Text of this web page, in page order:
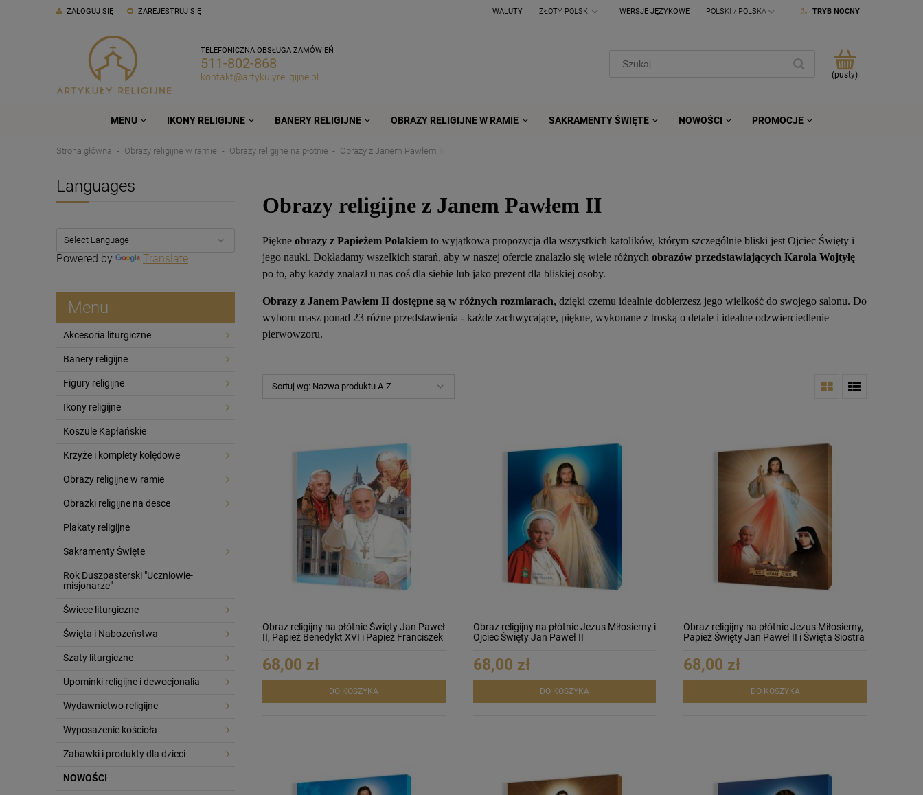
ZAREJESTRUJ SIĘ
ZALOGUJ SIĘ TRYB NOCNY
WERSJE JĘZYKOWE
WALUTY
TELEFONICZNA OBSŁUGA ZAMÓWIEŃ
511-802-868
kontakt@artykulyreligijne.pl (pusty)
MENU IKONY RELIGIJNE BANERY RELIGIJNE OBRAZY RELIGIJNE W RAMIE SAKRAMENTY ŚWIĘTE NOWOŚCI PROMOCJE
Strona główna Obrazy religijne w ramie Obrazy religijne na płótnie Obrazy z Janem Pawłem II
Languages
Powered by Translate
Menu
Akcesoria liturgiczne
Banery religijne
Figury religijne
Ikony religijne
Koszule Kapłańskie
Krzyże i komplety kolędowe
Obrazy religijne w ramie
Obrazki religijne na desce
Plakaty religijne
Sakramenty Święte
Rok Duszpasterski "Uczniowie-
misjonarze"
Świece liturgiczne
Święta i Nabożeństwa
Szaty liturgiczne
Upominki religijne i dewocjonalia
Wydawnictwo religijne
Wyposażenie kościoła
Zabawki i produkty dla dzieci
NOWOŚCI
Obrazy religijne z Janem Pawłem II
Piękne obrazy z Papieżem Polakiem to wyjątkowa propozycja dla wszystkich katolików, którym szczególnie bliski jest Ojciec Święty i
jego nauki. Dokładamy wszelkich starań, aby w naszej ofercie znalazło się wiele różnych obrazów przedstawiających Karola Wojtyłę
po to, aby każdy znalazł u nas coś dla siebie lub jako prezent dla bliskiej osoby.
Obrazy z Janem Pawłem II dostępne są w różnych rozmiarach, dzięki czemu idealnie dobierzesz jego wielkość do swojego salonu. Do
wyboru masz ponad 23 różne przedstawienia - każde zachwycające, piękne, wykonane z troską o detale i idealne odzwierciedlenie
pierwowzoru.
Sortuj wg: Nazwa produktu A-Z
Obraz religijny na płótnie Święty Jan Paweł
II, Papież Benedykt XVI i Papież Franciszek
68,00 zł
DO KOSZYKA
Obraz religijny na płótnie Jezus Miłosierny i
Ojciec Święty Jan Paweł II
68,00 zł
DO KOSZYKA
Obraz religijny na płótnie Jezus Miłosierny,
Papież Święty Jan Paweł II i Święta Siostra
68,00 zł
DO KOSZYKA